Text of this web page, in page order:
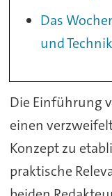
Das
und
Die Einführung
einen
Konzept zu
praktische